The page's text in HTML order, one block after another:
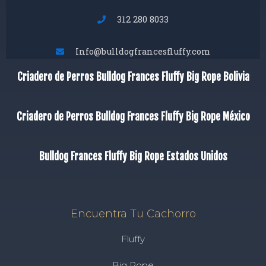
312 280 8033
Info@bulldogfrancesfluffy.com
Criadero de Perros Bulldog Frances Fluffy Big Rope Bolivia
Criadero de Perros Bulldog Frances Fluffy Big Rope México
Bulldog Frances Fluffy Big Rope Estados Unidos
Encuentra Tu Cachorro
Fluffy